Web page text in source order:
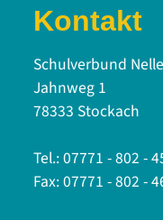
Kontakt
Schulverbund
Jahnweg 1
78333 Stockach
Tel.: 07771 - 802 -
Fax: 07771 - 802 -